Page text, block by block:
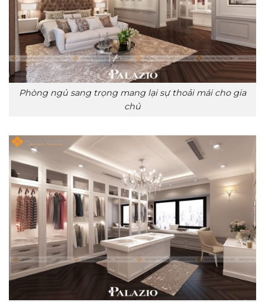
Phòng ngủ sang trọng mang lại sự thoải mái cho gia
chủ